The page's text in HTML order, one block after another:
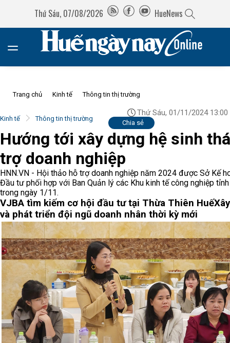
Thứ Sáu, 07/08/2026 HueNews
Trang chủ Kinh tế Thông tin thị trường
Kinh tế Thông tin thị trường
Thứ Sáu, 01/11/2024 13:00
Chia sẻ
Hướng tới xây dựng hệ sinh
trợ doanh nghiệp
HNN.VN - Hội thảo hỗ trợ doanh nghiệp năm 2024 được Sở Kế
Đầu tư phối hợp với Ban Quản lý các Khu kinh tế công nghiệp
trong ngày 1/11.
VJBA tìm kiếm cơ hội đầu tư tại Thừa Thiên Huế
và phát triển đội ngũ doanh nhân thời kỳ mới